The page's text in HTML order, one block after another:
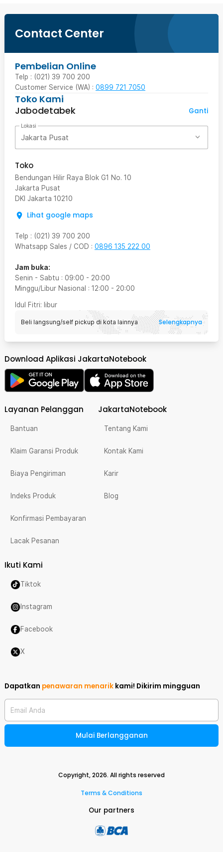
Contact Center
Pembelian Online
Telp : (021) 39 700 200
Customer Service (WA) : 0899 721 7050
Toko Kami
Jabodetabek
Ganti
Lokasi
Jakarta Pusat
Toko
Bendungan Hilir Raya Blok G1 No. 10
Jakarta Pusat
DKI Jakarta 10210
Lihat google maps
Telp : (021) 39 700 200
Whatsapp Sales / COD : 0896 135 222 00
Jam buka:
Senin - Sabtu : 09:00 - 20:00
Minggu/Libur Nasional : 12:00 - 20:00
Idul Fitri: libur
Beli langsung/self pickup di kota lainnya Selengkapnya
Download Aplikasi JakartaNotebook
Layanan Pelanggan
Bantuan
Klaim Garansi Produk
Biaya Pengiriman
Indeks Produk
Konfirmasi Pembayaran
Lacak Pesanan
JakartaNotebook
Tentang Kami
Kontak Kami
Karir
Blog
Ikuti Kami
Tiktok
Instagram
Facebook
X
Dapatkan penawaran menarik kami! Dikirim mingguan
Email Anda
Mulai Berlangganan
Copyright,2026. All rights reserved
Terms & Conditions
Our partners